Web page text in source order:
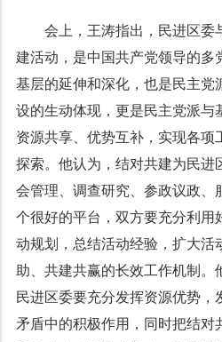
会上，王涛指出，民进区委
建活动，是中国共产党领导的多
基层的延伸和深化，也是民主党
设的生动体现，更是民主党派与
资源共享、优势互补，实现各项
探索。他认为，结对共建为民进
会管理、调查研究、参政议政、
个很好的平台，双方要充分利用
动规划，总结活动经验，扩大活
助、共建共赢的长效工作机制。
民进区委要充分发挥资源优势，
矛盾中的积极作用，同时把结对